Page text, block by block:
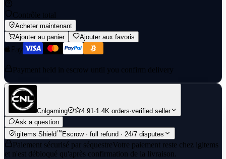
Contrôle total
Acheter maintenant
Ajouter au panier
Ajouter aux favoris
Payment held in escrow until you confirm delivery
Cnlgaming 4.91 ·1.4K orders·verified seller
Ask a question
igitems Shield™ Escrow · full refund · 24/7 disputes
Paiement sécurisé par séquestreVotre paiement reste chez igitems
et n'est débloqué qu'après confirmation de la livraison.